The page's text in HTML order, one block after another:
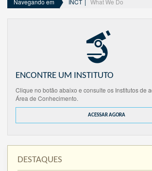
Navegando em
ENCONTRE UM INSTITUTO
Clique no botão abaixo e consulte os Institutos de
Área de Conhecimento.
ACESSAR AGORA
DESTAQUES